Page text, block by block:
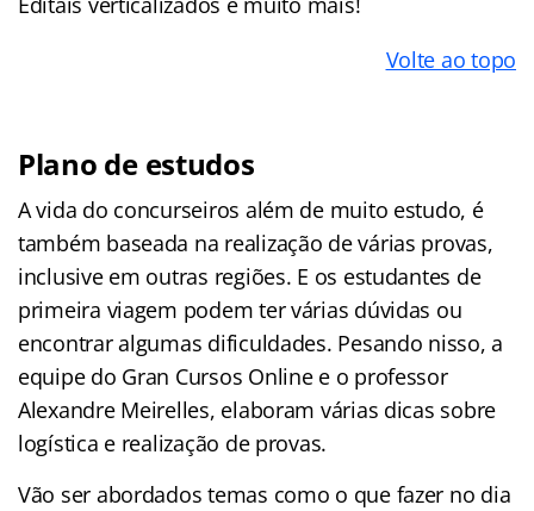
Volte ao topo
Plano de estudos
A vida do concurseiros além de muito estudo, é
também baseada na realização de várias provas,
inclusive em outras regiões. E os estudantes de
primeira viagem podem ter várias dúvidas ou
encontrar algumas dificuldades. Pesando nisso, a
equipe do Gran Cursos Online e o professor
Alexandre Meirelles, elaboram várias dicas sobre
logística e realização de provas.
Vão ser abordados temas como o que fazer no dia